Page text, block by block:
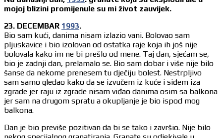
mojoj blizini promijenule su mi život zauvijek.
23. DECEMBAR 1993.
Bio sam kući, danima nisam izlazio vani. Bolovao sam
pljuskavice i bio izolovan od ostatka raje koja ih još nije
bolovala kako im ne bi prešlo od mene. Taj dan, sjećam se,
bio je zadnji dan, prelamalo se. Bio sam dobar i više nije bilo
šanse da nekome prenesem tu dječiju bolest. Nestrpljivo
sam samo gledao kako da se izvučem iz kuće i siđem iza
zgrade jer raju iz zgrade nisam viđao danima osim sa balkona
jer sam na drugom spratu a okupljanje je bio ispod mog
balkona.
Dan je bio previše pozitivan da bi se tako i završio. Nije bilo